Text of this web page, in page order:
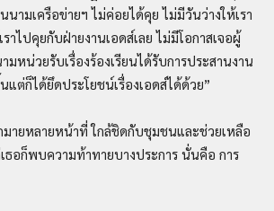
ามเครือข่ายฯ ไม่ค่อยได้คุย ไม่มีวันว่างให้เรา
าไปคุยกับฝ่ายงานเอดส์เลย ไม่มีโอกาสเจอผู้
หน่วยรับเรื่องร้องเรียนได้รับการประสานงาน
ต่ก็ได้ยึดประโยชน์เรื่องเอดส์ได้ด้วย”
ายหลายหน้าที่ ใกล้ชิดกับชุมชนและช่วยเหลือ
ธอก็พบความท้าทายบางประการ นั่นคือ การ